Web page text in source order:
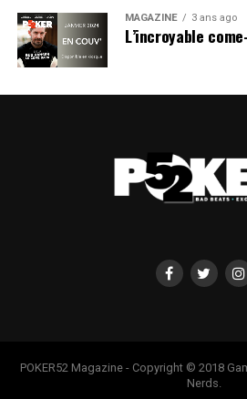
MAGAZINE 3 ans ago
L’incroyable
POKER52 Magazine - Copyright © 2018
Nerds.